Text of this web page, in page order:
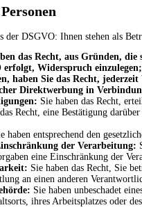
der DSGVO: Ihnen stehen als
das Recht, aus Gründen,
Widerspruch
haben Sie das Recht,
Direktwerbung in
Sie haben das Recht,
Recht, eine Bestätigung
haben entsprechend den
der Verarbeitung:
eine Einschränkung der
Sie haben das Recht, Sie
an einen anderen
Sie haben unbeschadet
ihres Arbeitsplatzes oder